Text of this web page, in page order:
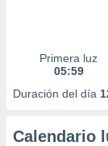
Primera luz
05:59
Duración del día
Calendario